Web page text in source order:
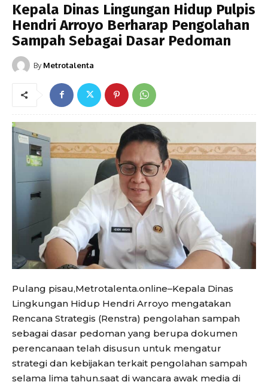
Kepala Dinas Lingungan Hidup Pulpis
Hendri Arroyo Berharap Pengolahan
Sampah Sebagai Dasar Pedoman
By Metrotalenta
Pulang pisau,Metrotalenta.online–Kepala Dinas
Lingkungan Hidup Hendri Arroyo mengatakan
Rencana Strategis (Renstra) pengolahan sampah
sebagai dasar pedoman yang berupa dokumen
perencanaan telah disusun untuk mengatur
strategi dan kebijakan terkait pengolahan sampah
selama lima tahun.saat di wancara awak media di